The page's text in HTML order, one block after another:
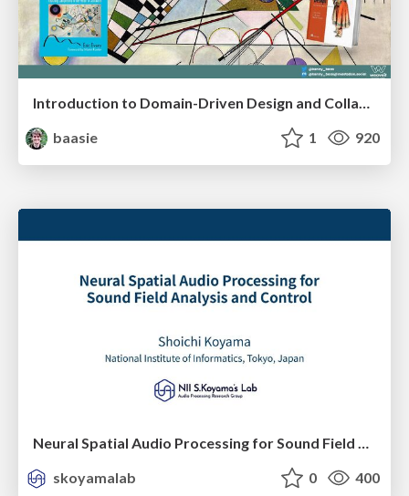
Introduction to Domain-Driven Design and Collaborative software design
baasie
1 920
Neural Spatial Audio Processing for Sound Field Analysis and Control
skoyamalab
0 400